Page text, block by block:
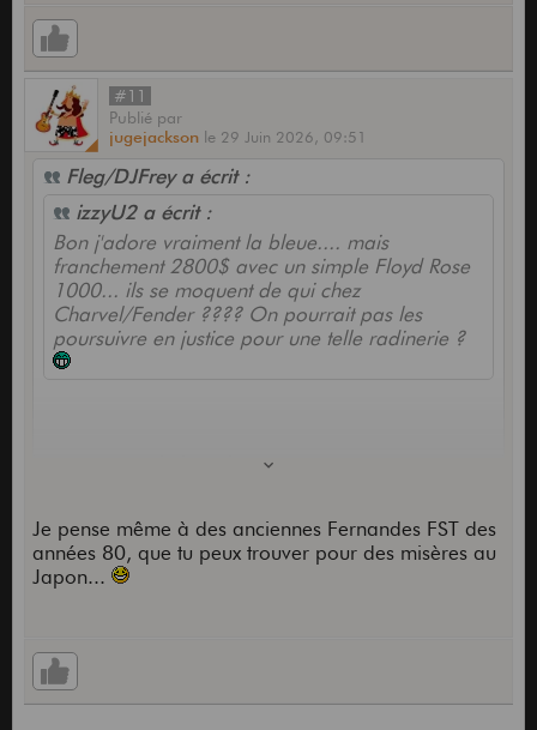
#11
Publié par
jugejackson le 29 Juin 2026, 09:51
Fleg/DJFrey a écrit :
izzyU2 a écrit :
Bon j'adore vraiment la bleue.... mais
franchement 2800$ avec un simple Floyd Rose
1000... ils se moquent de qui chez
Charvel/Fender ???? On pourrait pas les
poursuivre en justice pour une telle radinerie ?
J'avais survolé l'article, car pas intéressé mais
Avec un budget pareil on va revenir a 2004 pour
les amateurs de Superstrat 80s => une warmoth,
avec un très très bon luthier avec de solides
je pense que t'as encore de la marge niveau
thunes
Je pense même à des anciennes Fernandes FST des
années 80, que tu peux trouver pour des misères au
Japon...